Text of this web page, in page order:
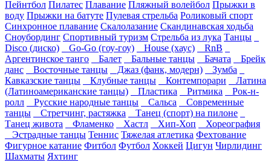
Пейнтбол Пилатес Плавание Пляжный волейбол Прыжки в
воду Прыжки на батуте Пулевая стрельба Роликовый спорт
Синхронное плавание Скалолазание Скандинавская ходьба
Сноубординг Спортивный туризм Стрельба из лука Танцы
Disco (диско)
Go-Go (гоу-гоу) House (хаус)
RnB
Аргентинское танго
Балет Бальные танцы Бачата
Брейк
данс
Восточные танцы Джаз (фанк, модерн)
Зумба
Кавказские танцы
Клубные танцы Контемпорари
Латина
(Латиноамериканские танцы)
Пластика Ритмика
Рок-н-
ролл
Русские народные танцы Сальса
Современные
танцы
Стретчинг, растяжка
Танец (спорт) на пилоне
Танец живота
Фламенко Хастл Хип-Хоп
Хореография
Эстрадные танцы Теннис Тяжелая атлетика Фехтование
Фигурное катание Фитбол Футбол Хоккей Цигун Чирлидинг
Шахматы Яхтинг